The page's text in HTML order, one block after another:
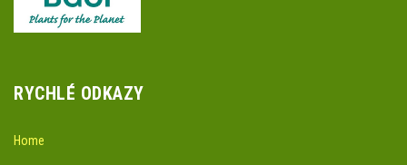
RYCHLÉ ODKAZY
Home